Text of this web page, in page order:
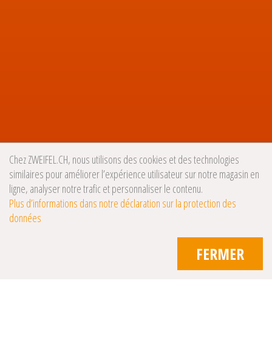
Chez ZWEIFEL.CH, nous utilisons des cookies et des technologies
similaires pour améliorer l’expérience utilisateur sur notre magasin en
ligne, analyser notre trafic et personnaliser le contenu.
Plus d’informations dans notre déclaration sur la protection des
données
FERMER